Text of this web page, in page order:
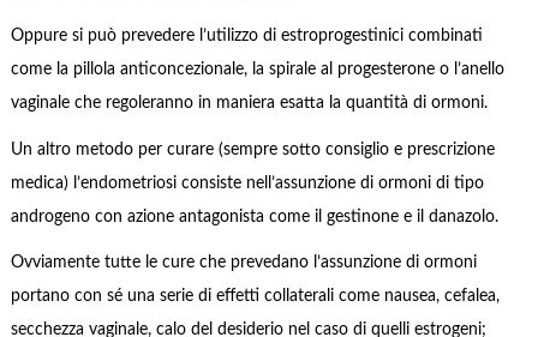
Oppure si può prevedere l’utilizzo di estroprogestinici combinati
come la pillola anticoncezionale, la spirale al progesterone o l’anello
vaginale che regoleranno in maniera esatta la quantità di ormoni.
Un altro metodo per curare (sempre sotto consiglio e prescrizione
medica) l’endometriosi consiste nell’assunzione di ormoni di tipo
androgeno con azione antagonista come il gestinone e il danazolo.
Ovviamente tutte le cure che prevedano l’assunzione di ormoni
portano con sé una serie di effetti collaterali come nausea, cefalea,
secchezza vaginale, calo del desiderio nel caso di quelli estrogeni;